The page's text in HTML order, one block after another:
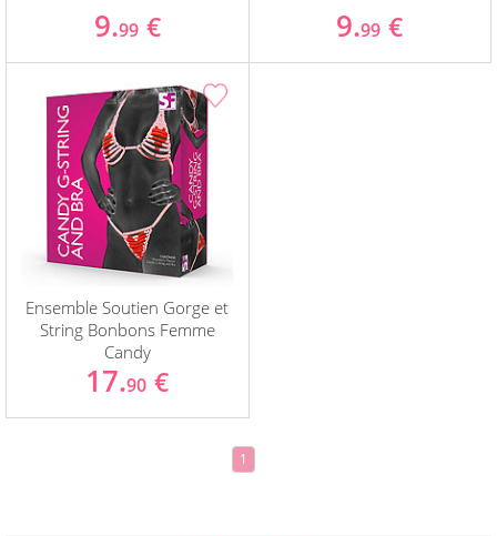
9.99 € 9.99 €
Ensemble Soutien Gorge et
String Bonbons Femme
Candy
17.90 €
1